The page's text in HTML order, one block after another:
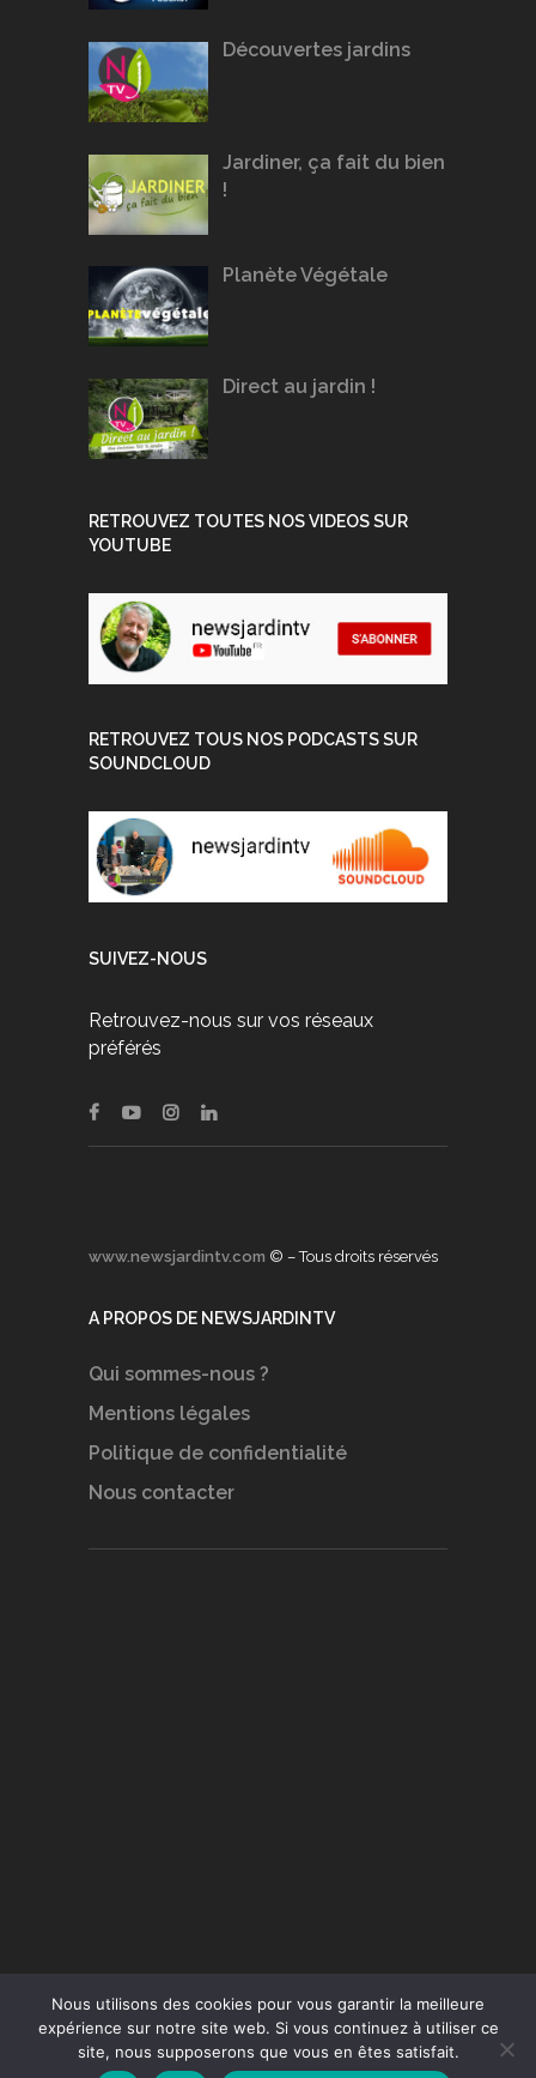
Découvertes jardins
Jardiner, ça fait du bien
!
Planète Végétale
Direct au jardin !
RETROUVEZ TOUTES NOS VIDEOS SUR
YOUTUBE
RETROUVEZ TOUS NOS PODCASTS SUR
SOUNDCLOUD
SUIVEZ-NOUS
Retrouvez-nous sur vos réseaux
préférés
www.newsjardintv.com © – Tous droits réservés
A PROPOS DE NEWSJARDINTV
Qui sommes-nous ?
Mentions légales
Politique de confidentialité
Nous contacter
Nous utilisons des cookies pour vous garantir la meilleure
expérience sur notre site web. Si vous continuez à utiliser ce
site, nous supposerons que vous en êtes satisfait.